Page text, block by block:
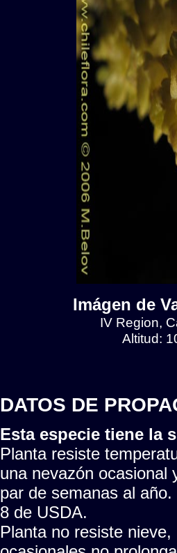
Imágen de
IV Region,
Altitud:
DATOS DE
Esta especie tiene la
Planta resiste
una nevazón ocasional
par de semanas al
8 de USDA.
Planta no resiste